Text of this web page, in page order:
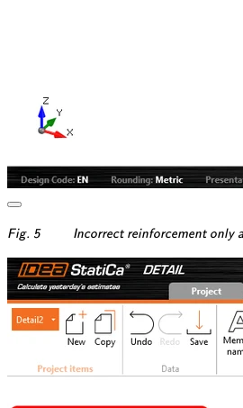
Fig. 5 Incorrect reinforcement only